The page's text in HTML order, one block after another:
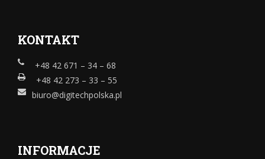
KONTAKT
+48 42 671 – 34 – 68
+48 42 273 – 33 – 55
biuro@digitechpolska.pl
INFORMACJE